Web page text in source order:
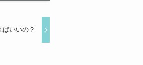
いいの？